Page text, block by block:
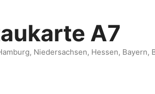
A7
Niedersachsen, Hessen, Bayern,